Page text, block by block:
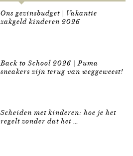
Ons gezinsbudget | Vakantie
zakgeld kinderen 2026
Back to School 2026 | Puma
sneakers zijn terug van weggeweest!
Scheiden met kinderen: hoe je het
regelt zonder dat het …